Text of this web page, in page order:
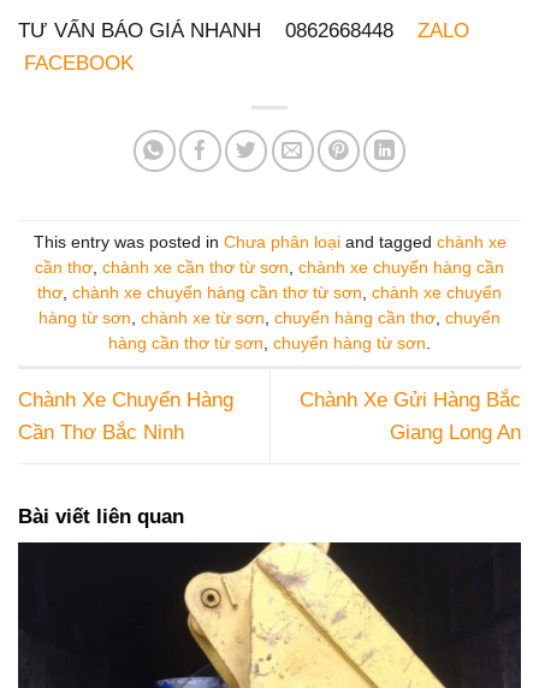
TƯ VẤN BÁO GIÁ NHANH 0862668448 ZALO
FACEBOOK
This entry was posted in Chưa phân loạiand tagged chành xe
cần thơ chành xe cần thơ từ sơn chành xe chuyển hàng cần
thơ chành xe chuyển hàng cần thơ từ sơn chành xe chuyển
hàng từ sơn chành xe từ sơn chuyển hàng cần thơ chuyển
hàng cần thơ từ sơn chuyển hàng từ sơn
Chành Xe Chuyển Hàng
Cần Thơ Bắc Ninh
Chành Xe Gửi Hàng Bắc
Giang Long An
Bài viết liên quan